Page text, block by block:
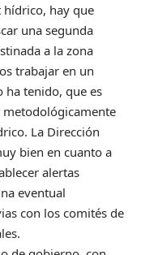
hídrico, hay que
una segunda
a la zona
trabajar en un
ha tenido, que es
La Dirección
bien en cuanto a
alertas
eventual
con los comités de